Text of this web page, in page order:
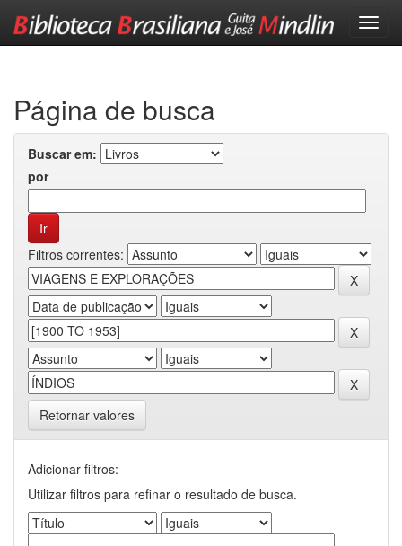
Página de busca
Buscar em:
por
Filtros correntes:
Retornar valores
Adicionar filtros:
Utilizar filtros para refinar o resultado de busca.